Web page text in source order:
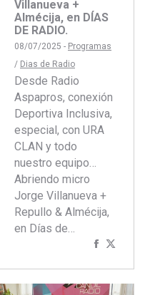
Villanueva +
Almécija, en DÍAS
DE RADIO.
08/07/2025 - Programas
/ Dias de Radio
Desde Radio
Aspapros, conexión
Deportiva Inclusiva,
especial, con URA
CLAN y todo
nuestro equipo…
Abriendo micro
Jorge Villanueva +
Repullo & Almécija,
en Días de…
Compartir